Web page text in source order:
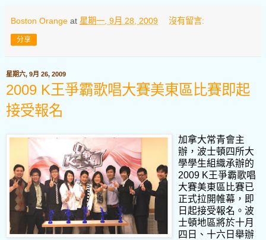
Boston Orange at 星期一, 9月 28, 2009 沒有留言:
分享
星期六, 9月 26, 2009
2009 K王爭霸歌唱大賽美東區比賽即起
接受報名
加拿大常青會主
辦，波士頓四所大
學學生組織承辦的
2009 K王爭霸歌唱
大賽美東區比賽已
正式拉開帷幕，即
日起接受報名。波
士頓地區將於十月
四日、十六日舉辦